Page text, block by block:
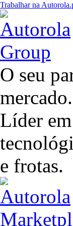
Trabalhar na
O seu
mercado.
Líder
e frotas.